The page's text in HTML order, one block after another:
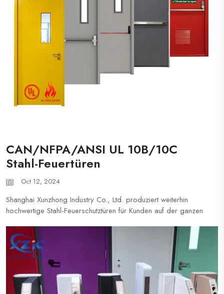
CAN/NFPA/ANSI UL 10B/10C
Stahl-Feuertüren
Oct 12, 2024
Shanghai Xunzhong Industry Co., Ltd. produziert weiterhin
hochwertige Stahl-Feuerschutztüren für Kunden auf der ganzen
Stilen, Farben und mit verschiedenen Beschlägen erhältlich, um
unterschiedliche Anforderungen für verschiedene Projekte und
Länder zu erfüllen...